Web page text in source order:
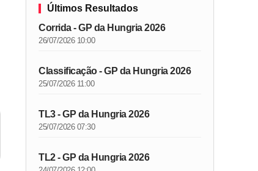
Últimos Resultados
Corrida - GP da Hungria 2026
26/07/2026 10:00
Classificação - GP da Hungria 2026
25/07/2026 11:00
TL3 - GP da Hungria 2026
25/07/2026 07:30
TL2 - GP da Hungria 2026